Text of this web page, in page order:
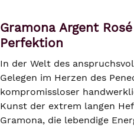
Gramona Argent
Perfektion
In der Welt des
Gelegen im Herzen des
kompromissloser
Kunst der extrem langen
Gramona, die lebendige